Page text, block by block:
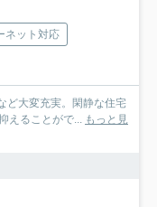
ネット対応
ど大変充実。閑静な住宅
えることがで... もっと見